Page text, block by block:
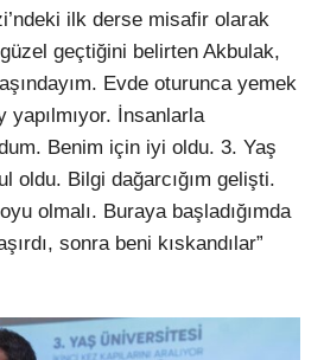
ilk derse misafir olarak
geçtiğini belirten Akbulak,
Evde oturunca yemek
yapılmıyor. İnsanlarla
Benim için iyi oldu. 3. Yaş
oldu. Bilgi dağarcığım gelişti.
olmalı. Buraya başladığımda
sonra beni kıskandılar”